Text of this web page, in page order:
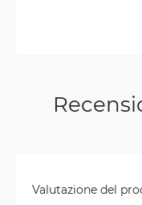
Valutazione del